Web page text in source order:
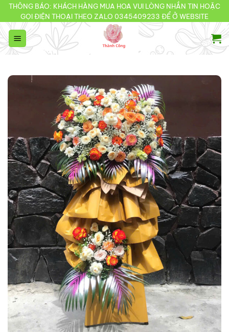
Bỏ
qua
nội
dung
THÔNG BÁO: KHÁCH HÀNG MUA HOA VUI LÒNG NHẮN TIN HOẶC
GỌI ĐIỆN THOẠI THEO ZALO 0345409233 ĐỂ Ở WEBSITE